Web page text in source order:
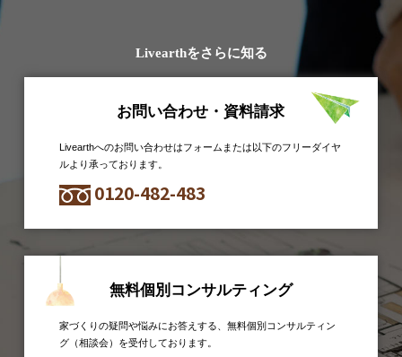
Livearthをさらに知る
お問い合わせ・資料請求
Livearthへのお問い合わせはフォームまたは以下のフリーダイヤ
ルより承っております。
0120-482-483
無料個別コンサルティング
家づくりの疑問や悩みにお答えする、無料個別コンサルティン
グ（相談会）を受付しております。